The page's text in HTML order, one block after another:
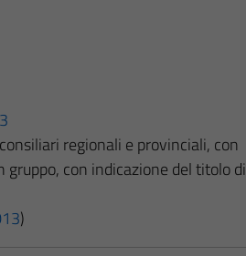
regionali e provinciali, con
con indicazione del titolo di
)